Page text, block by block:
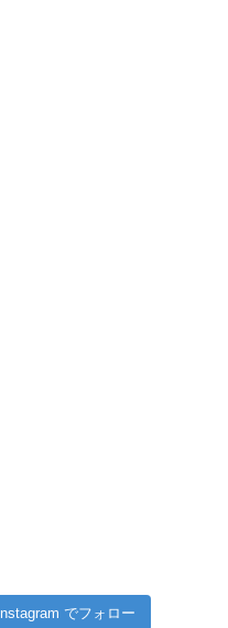
Instagram でフォロー